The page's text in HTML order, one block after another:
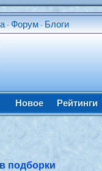
•Форум • Блоги
Новое Рейтинги
подборки